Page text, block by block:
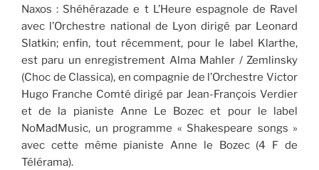
Naxos : Shéhérazade e t L’Heure espagnole de Ravel
avec l’Orchestre national de Lyon dirigé par Leonard
Slatkin; enfin, tout récemment, pour le label Klarthe,
est paru un enregistrement Alma Mahler / Zemlinsky
(Choc de Classica), en compagnie de l’Orchestre Victor
Hugo Franche Comté dirigé par Jean-François Verdier
et de la pianiste Anne Le Bozec et pour le label
NoMadMusic, un programme « Shakespeare songs »
avec cette même pianiste Anne le Bozec (4 F de
Télérama).